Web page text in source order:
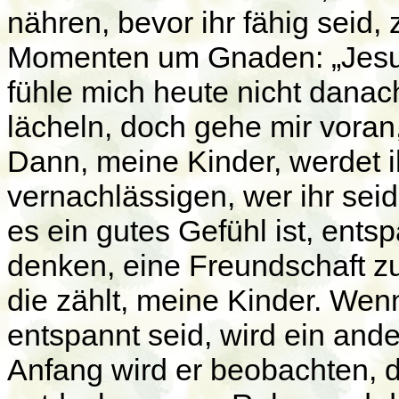
nähren, bevor ihr fähig seid,
Momenten um Gnaden:
fühle mich heute nicht
lächeln, doch gehe mir
Dann, meine Kinder, werdet
vernachlässigen, wer ihr
es ein gutes Gefühl ist,
denken, eine Freundschaft
die zählt, meine Kinder.
entspannt seid, wird ein
Anfang wird er beobachten,